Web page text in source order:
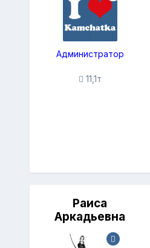
Администратор
11,1т
Раиса
Аркадьевна